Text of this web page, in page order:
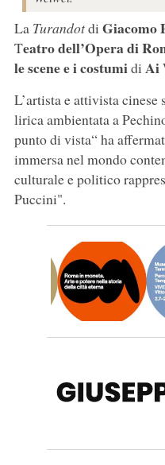
La Turandotdi Giacomo
Teatro dell’Opera di
le scene e i costumidi Ai
L’artista e attivista
lirica ambientata a
punto di vista“ ha
immersa nel mondo
culturale e politico
Puccini".